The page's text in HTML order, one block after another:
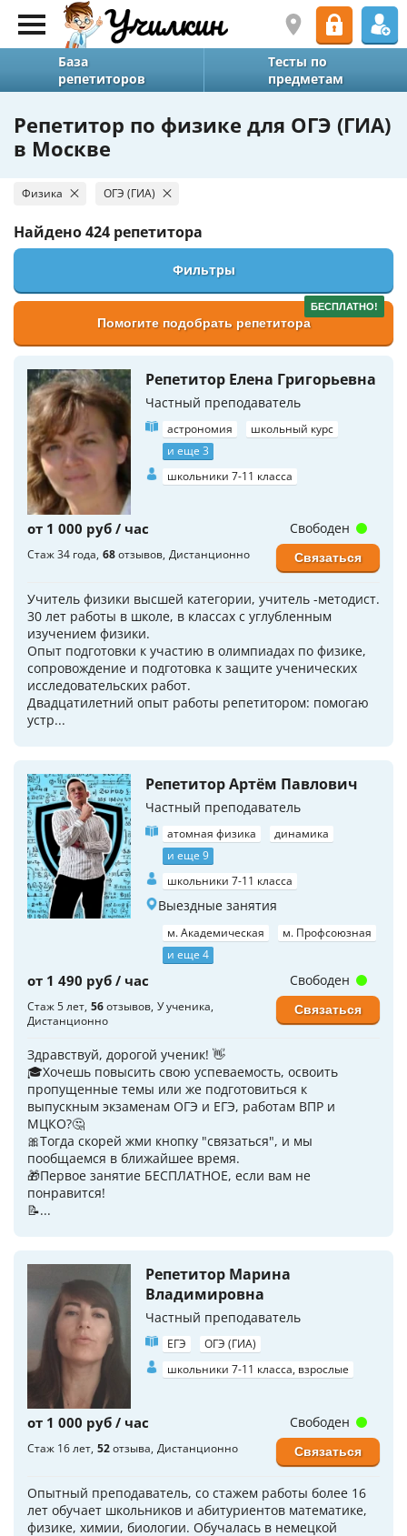
База
репетиторов
Тесты по
предметам
Репетитор по физике для ОГЭ (ГИА)
в Москве
Физика ОГЭ (ГИА)
Найдено424 репетитора
Фильтры
БЕСПЛАТНО!
Помогите подобрать репетитора
Репетитор Елена Григорьевна
Частный преподаватель
астрономия
школьный курс
и еще 3
школьники 7-11 класса
от 1 000 руб / час
Стаж 34 года 68отзывов Дистанционно
Учитель физики высшей категории, учитель -методист.
30 лет работы в школе, в классах с углубленным
изучением физики.
Опыт подготовки к участию в олимпиадах по физике,
сопровождение и подготовка к защите ученических
исследовательских работ.
Двадцатилетний опыт работы репетитором: помогаю
устр...
Свободен
Связаться
Репетитор Артём Павлович
Частный преподаватель
атомная физика
динамика
и еще 9
школьники 7-11 класса
Выездные занятия
м. Академическая
м. Профсоюзная
и еще 4
от 1 490 руб / час
Стаж 5 лет 56отзывов У ученика
Дистанционно
Здравствуй, дорогой ученик! 👋
🎓Хочешь повысить свою успеваемость, освоить
пропущенные темы или же подготовиться к
выпускным экзаменам ОГЭ и ЕГЭ, работам ВПР и
МЦКО?🤔
🎀Тогда скорей жми кнопку "связаться", и мы
пообщаемся в ближайшее время.
🎁Первое занятие БЕСПЛАТНОЕ, если вам не
понравится!
📝...
Свободен
Связаться
Репетитор Марина
Владимировна
Частный преподаватель
ЕГЭ
ОГЭ (ГИА)
школьники 7-11 класса, взрослые
от 1 000 руб / час
Стаж 16 лет 52отзыва Дистанционно
Опытный преподаватель, со стажем работы более 16
лет обучает школьников и абитуриентов математике,
физике, химии, биологии. Обучалась в немецкой
Свободен
Связаться